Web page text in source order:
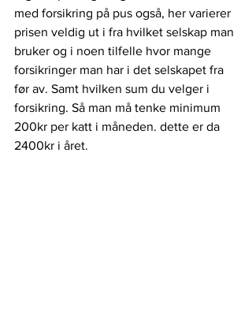
med forsikring på pus også, her varierer
prisen veldig ut i fra hvilket selskap man
bruker og i noen tilfelle hvor mange
forsikringer man har i det selskapet fra
før av. Samt hvilken sum du velger i
forsikring. Så man må tenke minimum
200kr per katt i måneden. dette er da
2400kr i året.